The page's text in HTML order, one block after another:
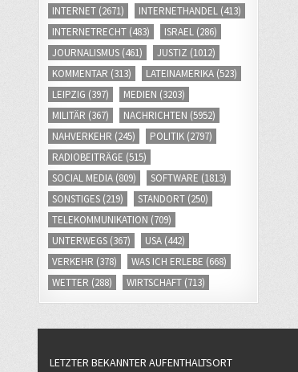
INTERNET (2671) INTERNETHANDEL (413)
INTERNETRECHT (483) ISRAEL (286)
JOURNALISMUS (461) JUSTIZ (1012)
KOMMENTAR (313) LATEINAMERIKA (523)
LEIPZIG (397) MEDIEN (3203)
MILITÄR (367) NACHRICHTEN (5952)
NAHVERKEHR (245) POLITIK (2797)
RADIOBEITRÄGE (515)
SOCIAL MEDIA (809) SOFTWARE (1813)
SONSTIGES (219) STANDORT (250)
TELEKOMMUNIKATION (709)
UNTERWEGS (367) USA (442)
VERKEHR (378) WAS ICH ERLEBE (668)
WETTER (288) WIRTSCHAFT (713)
LETZTER BEKANNTER AUFENTHALTSORT